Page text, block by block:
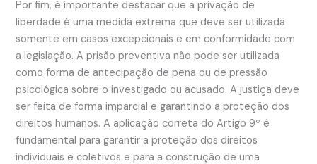
Por fim, é importante destacar que a privação de
liberdade é uma medida extrema que deve ser utilizada
somente em casos excepcionais e em conformidade com
a legislação. A prisão preventiva não pode ser utilizada
como forma de antecipação de pena ou de pressão
psicológica sobre o investigado ou acusado. A justiça deve
ser feita de forma imparcial e garantindo a proteção dos
direitos humanos. A aplicação correta do Artigo 9º é
fundamental para garantir a proteção dos direitos
individuais e coletivos e para a construção de uma